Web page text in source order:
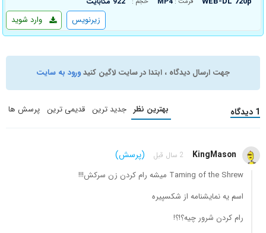
وارد شوید زیرنویس
جهت ارسال دیدگاه ، ابتدا در سایت لاگین کنیدورود به سایت
1 دیدگاه بهترین نظر جدید ترین قدیمی ترین پرسش ها
KingMason 2 سال قبل (پرسش)
Taming of the Shrew میشه رام کردن زن سرکش!!!
اسم یه نمایشنامه از شکسپیره
رام کردن شرور چیه؟!؟!